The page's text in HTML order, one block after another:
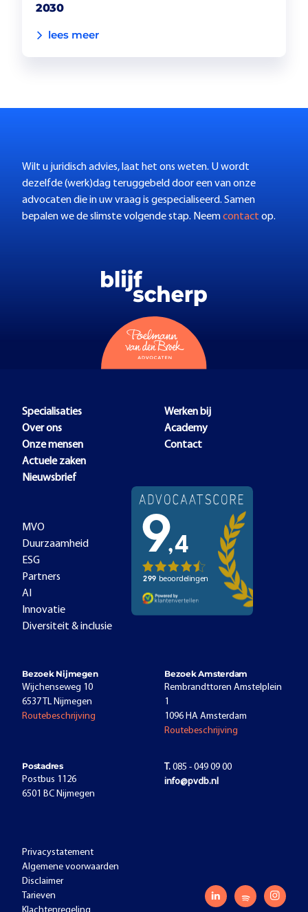
2030
lees meer
Wilt u juridisch advies, laat het ons weten. U wordt
dezelfde (werk)dag teruggebeld door een van onze
advocaten die in uw vraag is gespecialiseerd. Samen
bepalen we de slimste volgende stap. Neemcontact op.
Specialisaties
Over ons
Onze mensen
Actuele zaken
Nieuwsbrief
Werken bij
Academy
Contact
MVO
Duurzaamheid
ESG
Partners
AI
Innovatie
Diversiteit & inclusie
Bezoek Nijmegen
Wijchenseweg 10
6537 TL Nijmegen
Routebeschrijving
Bezoek Amsterdam
Rembrandttoren Amstelplein
1
1096 HA Amsterdam
Routebeschrijving
Postadres
Postbus 1126
6501 BC Nijmegen
T. 085 - 049 09 00
info@pvdb.nl
Privacystatement
Algemene voorwaarden
Disclaimer
Tarieven